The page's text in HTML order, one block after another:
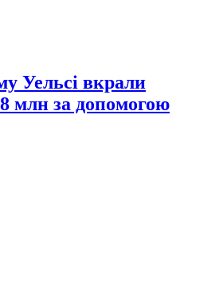
Уельсі вкрали
млн за допомогою